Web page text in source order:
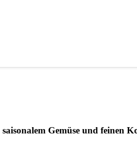
Gemü­se und fei­nen